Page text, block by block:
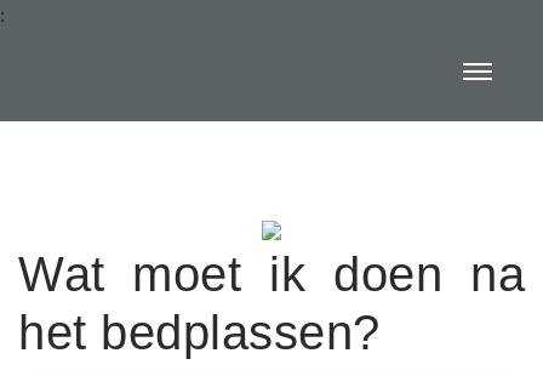
:
Wat moet ik doen na
het bedplassen?